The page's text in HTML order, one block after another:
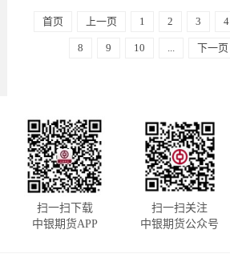
首页 上一页 1 2 3 4
8 9 10 ... 下一页
扫一扫下载
中银期货APP
扫一扫关注
中银期货公众号